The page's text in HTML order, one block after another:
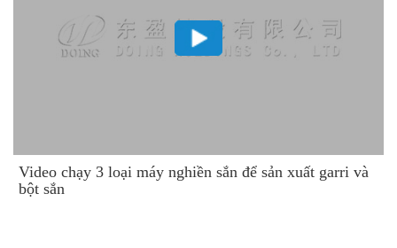
Video chạy 3 loại máy nghiền sắn để sản xuất garri và
bột sắn